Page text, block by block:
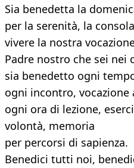
Sia benedetta la
per la serenità, la
vivere la nostra
Padre nostro che sei nei
sia benedetto ogni
ogni incontro, vocazione
ogni ora di lezione,
volontà, memoria
per percorsi di sapienza.
Benedici tutti noi,